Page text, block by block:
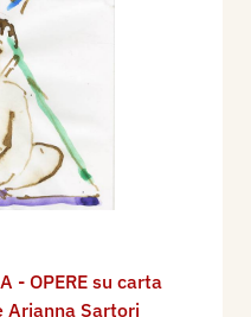
A - OPERE su carta
Arianna Sartori